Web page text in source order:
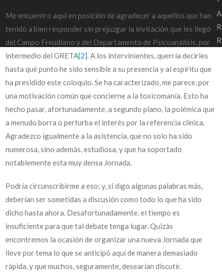
Me encuentro aquí en posición de agradecer a aquellos que han
tenido a bien responder sin prejuzgar la invitación que les llegó
del Campo Freudiano y del Departamento de Psicoanálisis, por
intermedio del GRETA[2]. A los intervinientes, querría decirles
hasta qué punto he sido sensible a su presencia y al espíritu que
ha presidido este coloquio. Se ha caracterizado, me parece, por
una motivación común que concierne a la toxicomanía. Esto ha
hecho pasar, afortunadamente, a segundo plano, la polémica que
a menudo borra o perturba el interés por la referencia clínica.
Agradezco igualmente a la asistencia, que no solo ha sido
numerosa, sino además, estudiosa, y que ha soportado
notablemente esta muy densa Jornada.
Podría circunscribirme a eso; y, si digo algunas palabras más,
deberían ser sometidas a discusión como todo lo que ha sido
dicho hasta ahora. Desafortunadamente, el tiempo es
insuficiente para que tal debate tenga lugar. Quizás
encontremos la ocasión de organizar una nueva Jornada que
lleve por tema lo que se anticipó aquí de manera demasiado
rápida, y que muchos, seguramente, desearían discutir.